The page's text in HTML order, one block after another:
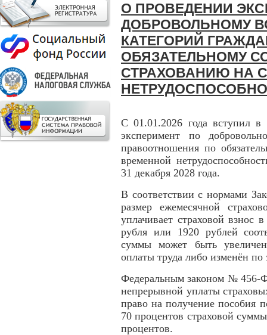
О ПРОВЕДЕНИИ
ДОБРОВОЛЬНОМУ
КАТЕГОРИЙ
ОБЯЗАТЕЛЬНОМУ
СТРАХОВАНИЮ НА
С 01.01.2026 года вступил
эксперимент по
правоотношения по
временной
31 декабря 2028 года.
В соответствии с нормами
размер ежемесячной
уплачивает страховой
рубля или 1920 рублей
суммы может быть
оплаты труда либо изменён по
Федеральным законом № 456-
непрерывной уплаты
право на получение пособия
70 процентов страховой
процентов.